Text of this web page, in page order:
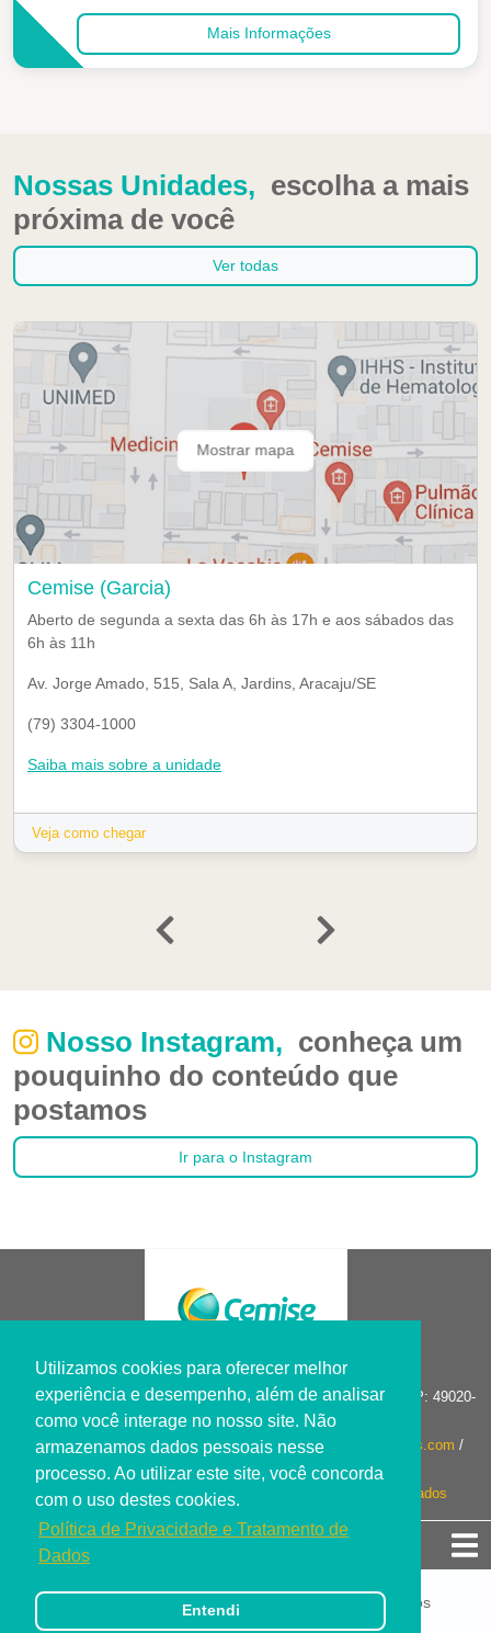
Utilizamos cookies para oferecer melhor
experiência e desempenho, além de analisar
como você interage no nosso site. Não
armazenamos dados pessoais nesse
processo. Ao utilizar este site, você concorda
com o uso destes cookies.
Política de Privacidade e Tratamento de
Dados
Entendi
Mais Informações
Nossas Unidades, escolha a mais
próxima de você
Ver todas
Mostrar mapa
Cemise (Garcia)
Aberto de segunda a sexta das 6h às 17h e aos sábados das
6h às 11h
Av. Jorge Amado, 515, Sala A, Jardins, Aracaju/SE
(79) 3304-1000
Saiba mais sobre a unidade
Veja como chegar
Nosso Instagram, conheça um
pouquinho do conteúdo que
postamos
Ir para o Instagram
R. Construtor João Alves, 228 - Salgado Filho . Aracaju/SE CEP: 49020-
365 Tel.: (79) 3304-1000
Serviço de Atendimento ao Cliente:sac.cemise@oncoclinicas.com /
Contato do DPO da clínica:
dpo@oncoclinicas.com
Conheça nossaPolítica de Privacidade e Tratamento de Dados
Grupo Cemise - Todos os direitos reservados